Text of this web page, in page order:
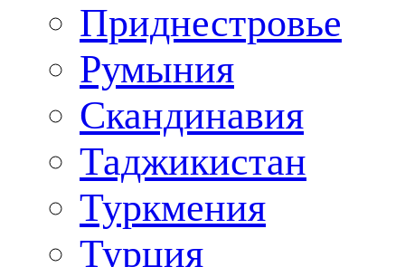
Приднестровье
Румыния
Скандинавия
Таджикистан
Туркмения
Турция